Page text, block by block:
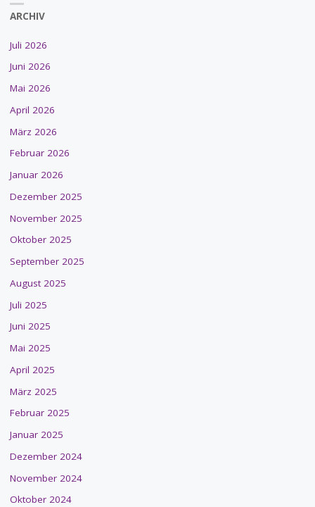
ARCHIV
Juli 2026
Juni 2026
Mai 2026
April 2026
März 2026
Februar 2026
Januar 2026
Dezember 2025
November 2025
Oktober 2025
September 2025
August 2025
Juli 2025
Juni 2025
Mai 2025
April 2025
März 2025
Februar 2025
Januar 2025
Dezember 2024
November 2024
Oktober 2024